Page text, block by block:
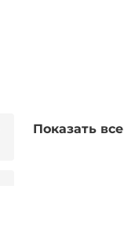
Показать все